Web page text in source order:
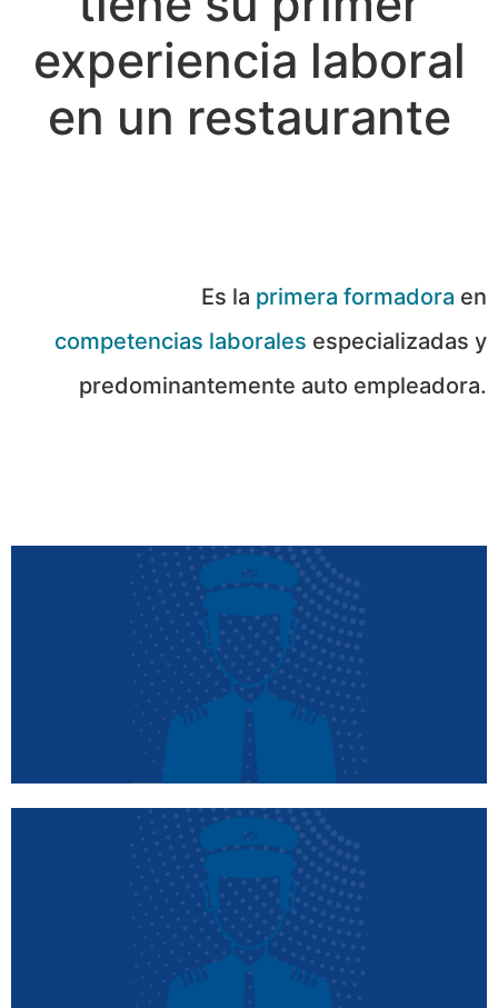
experiencia laboral
en un restaurante
Es la primera formadora en
competencias laborales especializadas y
predominantemente auto empleadora.